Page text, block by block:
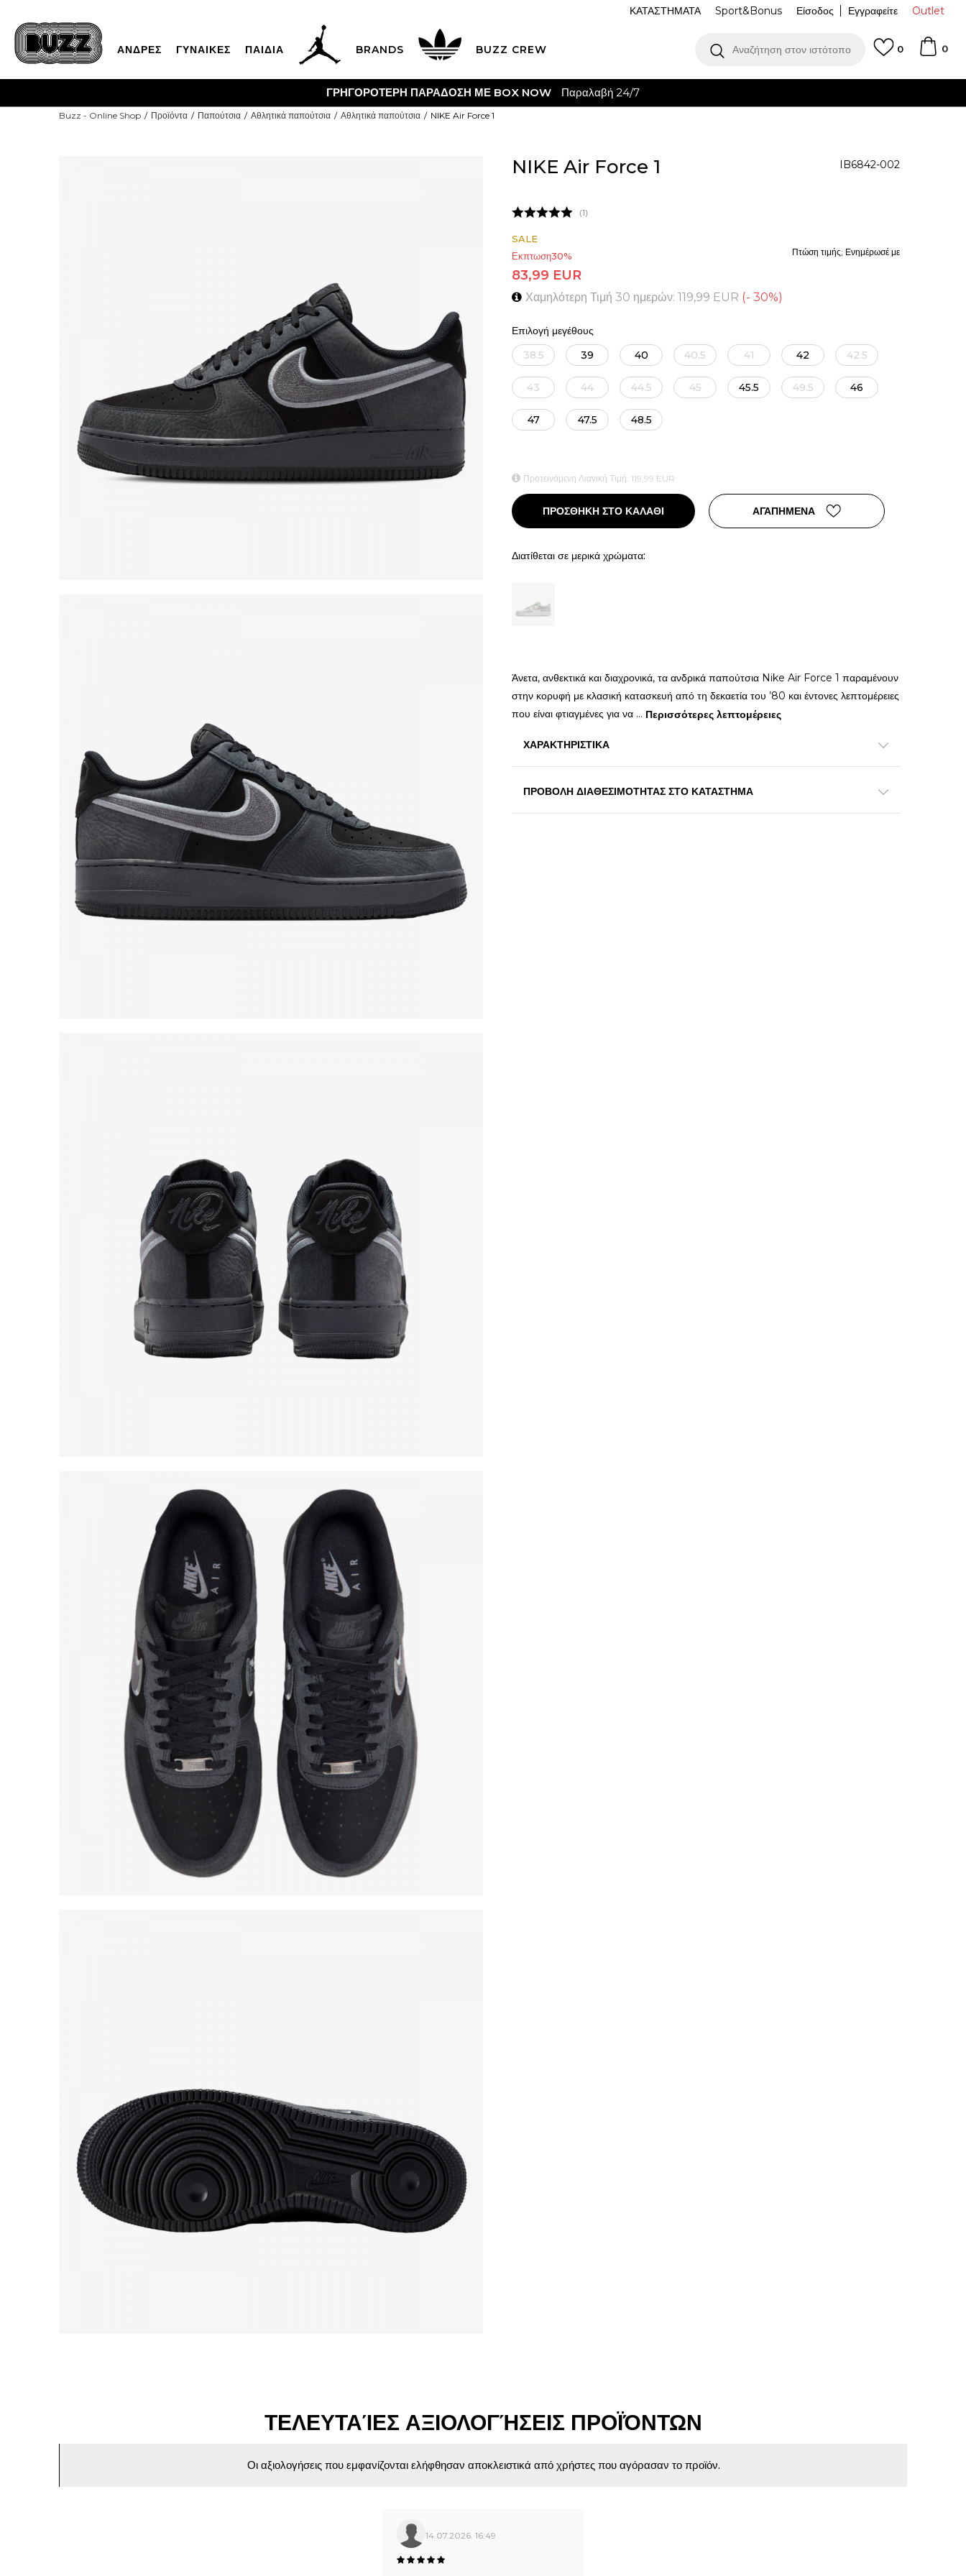
Outlet
Είσοδος Εγγραφείτε
ΚΑΤΑΣΤΗΜΑΤΑ Sport&Bonus
ΑΝΔΡΕΣ ΓΥΝΑΙΚΕΣ ΠΑΙΔΙΑ BRANDS BUZZ CREW Αναζήτηση στον ιστότοπο 0
0
CLICK & COLLECT
Buzz - Online Shop Προϊόντα Παπούτσια Αθλητικά παπούτσια Αθλητικά παπούτσια NIKE Air Force 1
NIKE Air Force 1 IB6842-002
1
SALE
Εκπτωση30%
83,99 EUR
Χαμηλότερη Τιμή 30 ημερών: 119,99 EUR (- 30%)
Πτώση τιμής; Ενημέρωσέ με
Επιλογή μεγέθους
38.5
39 40 40.5 41 42 42.5
43 44 44.5 45 45.5 49.5 46
47 47.5 48.5
Προτεινόμενη Λιανική Τιμή: 119,99 EUR
ΠΡΟΣΘΗΚΗ ΣΤΟ ΚΑΛΑΘΙ ΑΓΑΠΗΜΕΝΑ
Διατίθεται σε μερικά χρώματα:
Άνετα, ανθεκτικά και διαχρονικά, τα ανδρικά παπούτσια Nike Air Force 1 παραμένουν
στην κορυφή με κλασική κατασκευή από τη δεκαετία του ’80 και έντονες λεπτομέρειες
που είναι φτιαγμένες για να ... Περισσότερες λεπτομέρειες
ΧΑΡΑΚΤΗΡΙΣΤΙΚΑ
ΠΡΟΒΟΛΗ ΔΙΑΘΕΣΙΜΟΤΗΤΑΣ ΣΤΟ ΚΑΤΑΣΤΗΜΑ
ΤΕΛΕΥΤΑΊΕΣ ΑΞΙΟΛΟΓΉΣΕΙΣ ΠΡΟΪΌΝΤΩΝ
Οι αξιολογήσεις που εμφανίζονται ελήφθησαν αποκλειστικά από χρήστες που αγόρασαν το προϊόν.
14.07.2026. 16:49